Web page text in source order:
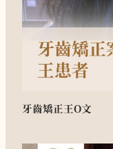
牙齒矯正王O文